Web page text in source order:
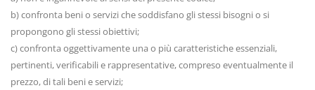
b) confronta beni o servizi che soddisfano gli stessi bisogni o si
propongono gli stessi obiettivi;
c) confronta oggettivamente una o più caratteristiche essenziali,
pertinenti, verificabili e rappresentative, compreso eventualmente il
prezzo, di tali beni e servizi;